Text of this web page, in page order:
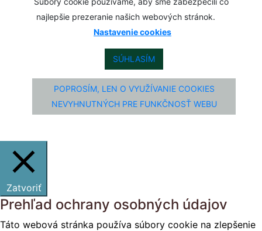
najlepšie prezeranie našich webových stránok.
Nastavenie cookies
SÚHLASÍM
POPROSÍM, LEN O VYUŽÍVANIE COOKIES
NEVYHNUTNÝCH PRE FUNKČNOSŤ WEBU
Zatvoriť
Prehľad ochrany osobných údajov
Táto webová stránka používa súbory cookie na zlepšenie